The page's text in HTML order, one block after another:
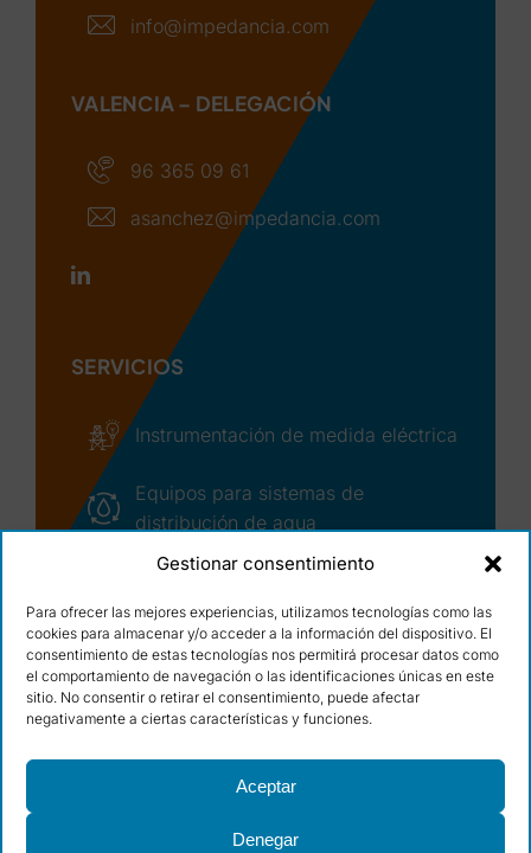
Gestionar consentimiento
Para ofrecer las mejores experiencias, utilizamos tecnologías como las
cookies para almacenar y/o acceder a la información del dispositivo. El
consentimiento de estas tecnologías nos permitirá procesar datos como
el comportamiento de navegación o las identificaciones únicas en este
sitio. No consentir o retirar el consentimiento, puede afectar
negativamente a ciertas características y funciones.
Aceptar
Denegar
info@impedancia.com
VALENCIA – DELEGACIÓN
96 365 09 61
asanchez@impedancia.com
SERVICIOS
Instrumentación de medida eléctrica
Equipos para sistemas de
distribución de agua
Asistencia técnica y seguimiento de
© Copyright – 2026 | Ocean Winds, S.L.
Condiciones de uso|Cláusulas legales|
Política de calidad|Cookies|Diseño web:
qualitystudio
FONDOS NEXT GENERATION (EU) DEL MECANISMO DE